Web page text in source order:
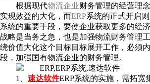
根据现代物流企业财务管理的经营理
实现效益的大化，而ERP系统的正式开启
系统的重要手段，要使企业获取更多的经
战略是当务之急，也是加强物流财务管理
绕价值大化这个目标目标展开工作，必须
段，加强国有物流企业的财务管理。
1、 速达软件ERP系统的实施，需拓宽